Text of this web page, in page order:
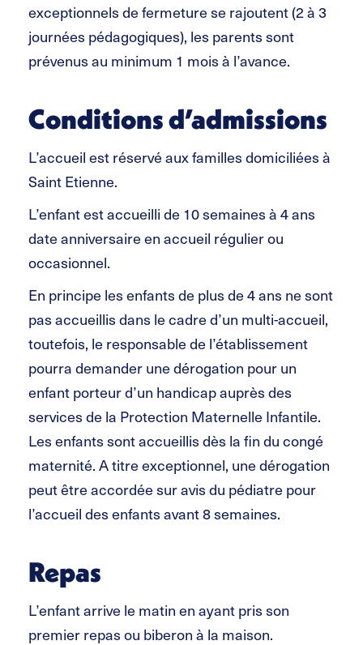
exceptionnels de fermeture se rajoutent (2 à 3
journées pédagogiques), les parents sont
prévenus au minimum 1 mois à l’avance.
Conditions d’admissions
L’accueil est réservé aux familles domiciliées à
Saint Etienne.
L’enfant est accueilli de 10 semaines à 4 ans
date anniversaire en accueil régulier ou
occasionnel.
En principe les enfants de plus de 4 ans ne sont
pas accueillis dans le cadre d’un multi-accueil,
toutefois, le responsable de l’établissement
pourra demander une dérogation pour un
enfant porteur d’un handicap auprès des
services de la Protection Maternelle Infantile.
Les enfants sont accueillis dès la fin du congé
maternité. A titre exceptionnel, une dérogation
peut être accordée sur avis du pédiatre pour
l’accueil des enfants avant 8 semaines.
Repas
L’enfant arrive le matin en ayant pris son
premier repas ou biberon à la maison.